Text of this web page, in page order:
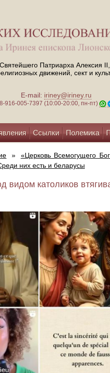
Патриарха Алексия II,
движений, сект и
E-mail: iriney@iriney.ru
8-916-005-7397 (10:00-20:00, пн-пт)
Ссылки Полемика
» «Церковь Всемогущего
них есть и беларусы
видом католиков